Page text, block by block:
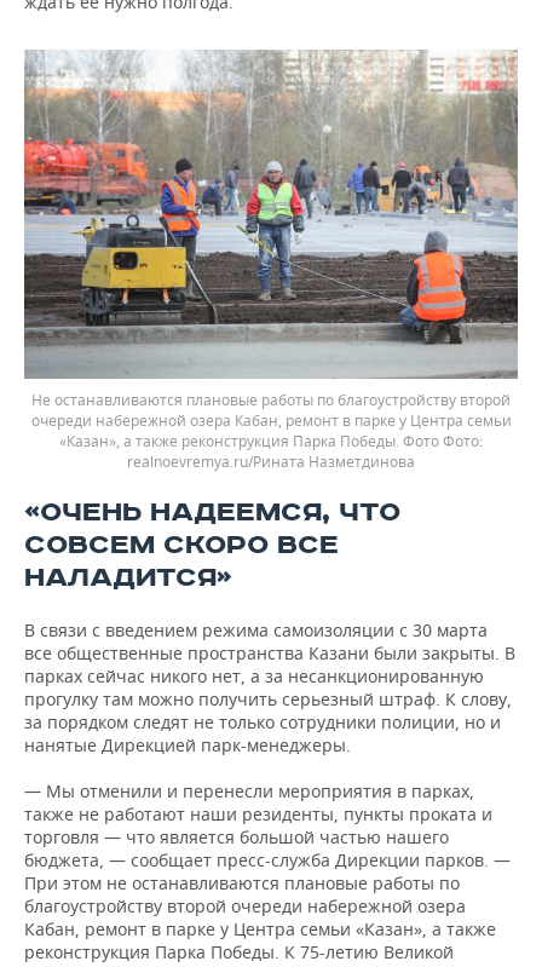
Не останавливаются плановые работы по благоустройству второй
очереди набережной озера Кабан, ремонт в парке у Центра семьи
«Казан», а также реконструкция Парка Победы. Фото
realnoevremya.ru/Рината Назметдинова
«ОЧЕНЬ НАДЕЕМСЯ, ЧТО
СОВСЕМ СКОРО ВСЕ
НАЛАДИТСЯ»
В связи с введением режима самоизоляции с 30 марта
все общественные пространства Казани были закрыты. В
парках сейчас никого нет, а за несанкционированную
прогулку там можно получить серьезный штраф. К слову,
за порядком следят не только сотрудники полиции, но и
нанятые Дирекцией парк-менеджеры.
— Мы отменили и перенесли мероприятия в парках,
также не работают наши резиденты, пункты проката и
торговля — что является большой частью нашего
бюджета, — сообщает пресс-служба Дирекции парков. —
При этом не останавливаются плановые работы по
благоустройству второй очереди набережной озера
Кабан, ремонт в парке у Центра семьи «Казан», а также
реконструкция Парка Победы. К 75-летию Великой